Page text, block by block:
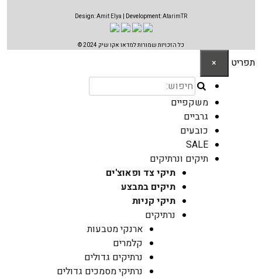
Design:Amit Elya | Development:AtarimTR
כל הזכויות שמורות למדאו אקו שיק 2024 ©
תפריט ×
משקפיים
גרביים
כובעים
SALE
תיקים ונרתיקים
תיקי צד ופאוצ'ים
תיקים במבצע
תיקי קניות
נרתיקים
ארנקי מטבעות
קלמרים
נרתיקים גדולים
נרתיקי מסמכים גדולים